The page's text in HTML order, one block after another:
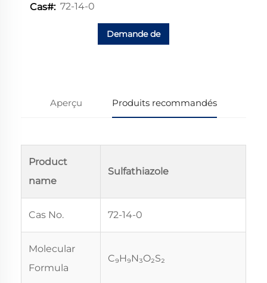
Cas#: 72-14-0
Demande de
Aperçu Produits recommandés
Product
name
Sulfathiazole
Cas No. 72-14-0
Molecular
Formula
C₉H₉N₃O₂S₂